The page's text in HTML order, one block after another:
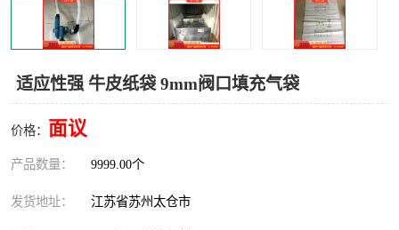
适应性强 牛皮纸袋 9mm阀口填充气袋
价格： 面议
产品数量： 9999.00个
发货地址： 江苏省苏州太仓市